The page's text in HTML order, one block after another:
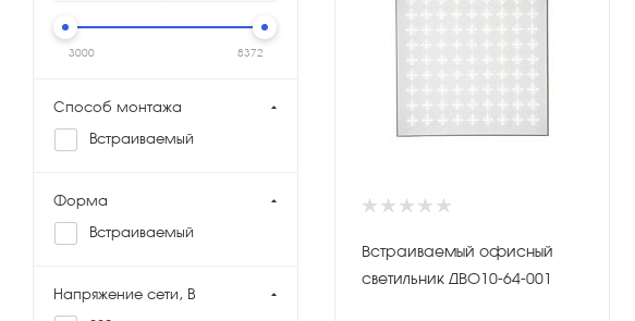
Встраиваемый офисный
светильник ДВО10-64-001
3000 8372
Способ монтажа
Встраиваемый
Форма
Встраиваемый
Напряжение сети, В